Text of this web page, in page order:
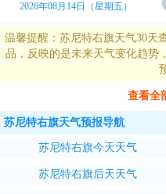
2026年08月14日（星期五）
温馨提醒：苏尼特右旗天气30天
品，反映的是未来天气变化趋势
查看全
苏尼特右旗天气预报导航
苏尼特右旗今天天气
苏尼特右旗后天天气